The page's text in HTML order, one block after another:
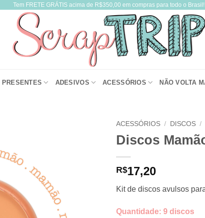
Tem FRETE GRÁTIS acima de R$350,00 em compras para todo o Brasil!
PRESENTES ADESIVOS ACESSÓRIOS NÃO VOLTA
ACESSÓRIOS / DISCOS /
Discos
R$17,20
Kit de discos avulsos
Quantidade: 9 discos